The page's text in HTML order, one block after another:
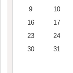
9
10
16
17
23
24
30
31